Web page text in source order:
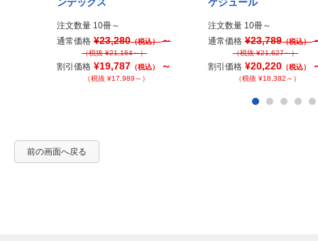
注文数量 10冊～
通常価格 ¥23,280（税込）～
（税抜 ¥21,164～）
割引価格 ¥19,787 （税込） ～
（税抜 ¥17,989～）
注文数量 10冊～
通常価格 ¥23,789（税込）
（税抜 ¥21,627～）
割引価格 ¥20,220 （税込）
（税抜 ¥18,382～）
前の画面へ戻る